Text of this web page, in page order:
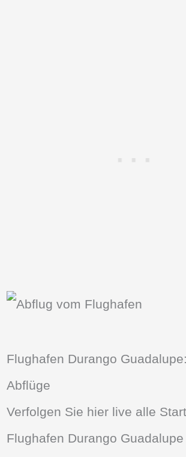
Flughafen Durango
Abflüge
Verfolgen Sie hier live alle
Flughafen Durango